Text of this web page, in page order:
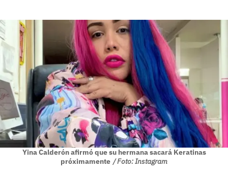
Yina Calderón afirmó que su hermana sacará Keratinas
próximamente / Foto: Instagram